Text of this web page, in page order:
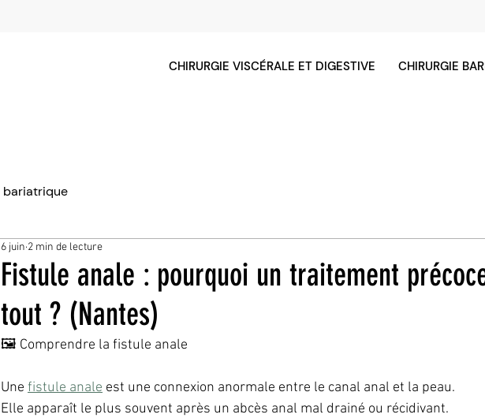
CHIRURGIE VISCÉRALE ET DIGESTIVE CHIRURGIE
bariatrique
Fistule anale : pourquoi un traitement
tout ? (Nantes)
6 juin 2 min de lecture
🖼️ Comprendre la fistule anale
Une fistule anale est une connexion anormale entre le canal anal et la peau.
Elle apparaît le plus souvent après un abcès anal mal drainé ou récidivant.